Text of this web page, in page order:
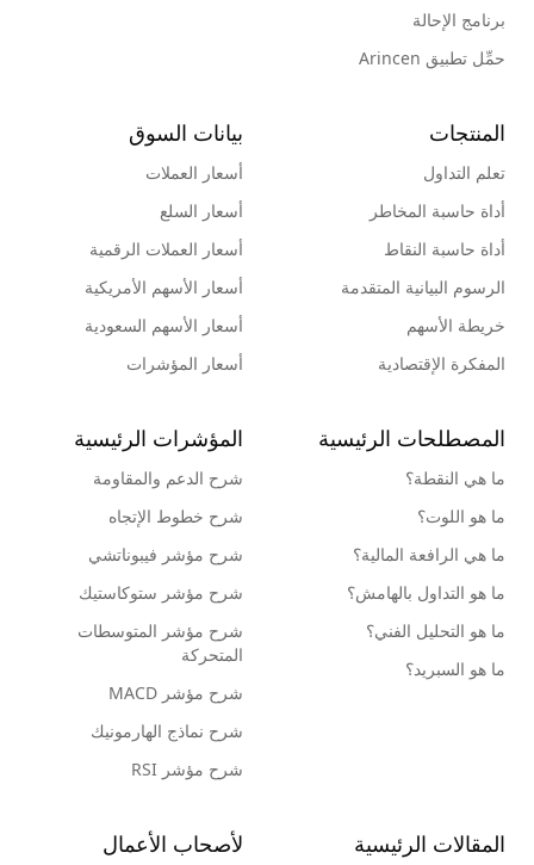
برنامج الإحالة
حمِّل تطبيق Arincen
المنتجات
تعلم التداول
أداة حاسبة المخاطر
أداة حاسبة النقاط
الرسوم البيانية المتقدمة
خريطة الأسهم
المفكرة الإقتصادية
بيانات السوق
أسعار العملات
أسعار السلع
أسعار العملات الرقمية
أسعار الأسهم الأمريكية
أسعار الأسهم السعودية
أسعار المؤشرات
المصطلحات الرئيسية
ما هي النقطة؟
ما هو اللوت؟
ما هي الرافعة المالية؟
ما هو التداول بالهامش؟
ما هو التحليل الفني؟
ما هو السبريد؟
المؤشرات الرئيسية
شرح الدعم والمقاومة
شرح خطوط الإتجاه
شرح مؤشر فيبوناتشي
شرح مؤشر ستوكاستيك
شرح مؤشر المتوسطات
المتحركة
شرح مؤشر MACD
شرح نماذج الهارمونيك
شرح مؤشر RSI
المقالات الرئيسية لأصحاب الأعمال